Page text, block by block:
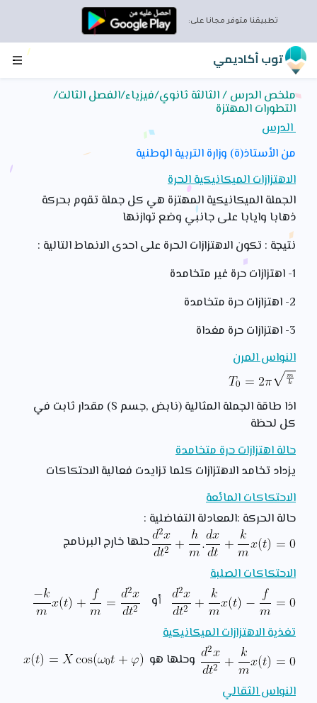
تطبيقنا متوفر مجانا على:
توب أكاديمي
ملخص الدرس / الثالثة ثانوي/فيزياء/الفصل الثالت/
التطورات المهتزة
الدرس
من الأستاذ(ة) وزارة التربية الوطنية
الاهتزازات الميكانيكية الحرة
الجملة الميكانيكية المهتزة هي كل جملة تقوم بحركة
ذهابا وايابا على جانبي وضع توازنها
نتيجة : تكون الاهتزازات الحرة على احدى الانماط التالية :
1- اهتزازات حرة غير متخامدة
2- اهتزازات حرة متخامدة
3- اهتزازات حرة مغداة
النواس المرن
اذا طاقة الجملة المثالية (نابض ,جسم S) مقدار ثابت في
كل لحظة
حالة اهتزازات حرة متخامدة
يزداد تخامد الاهتزازات كلما تزايدت فعالية الاحتكاكات
الاحتكاكات المائعة
حالة الحركة :المعادلة التفاضلية :
حلها خارج البرنامج
الاحتكاكات الصلبة
أو
تغذية الاهتزازات الميكانيكية
وحلها هو
النواس الثقالي